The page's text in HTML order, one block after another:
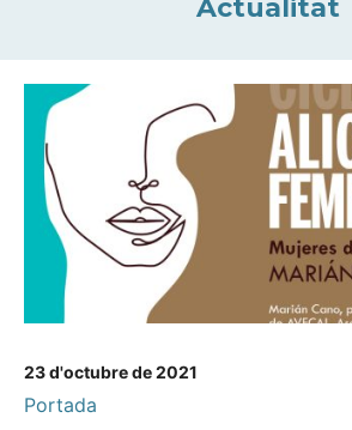
Actualitat
23 d'octubre de 2021
Portada